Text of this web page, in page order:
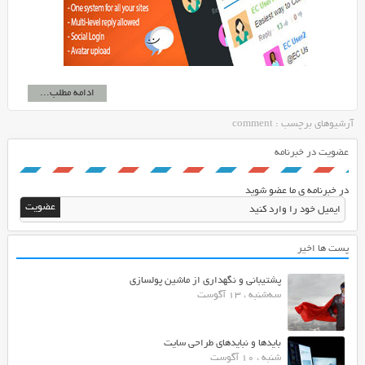
ادامه مطلب...
آرشیوهای برچسب : comment
عضویت در خبرنامه
در خبرنامه ی ما عضو شوید
پست ها اخیر
پشتیبانی و نگهداری از ماشین پولسازی
سه‌شنبه ، 13 آگوست
بایدها و نبایدهای طراحی سایت
شنبه ، 10 آگوست